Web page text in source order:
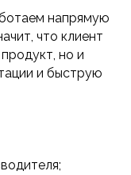
напрямую
что клиент
но и
и быструю